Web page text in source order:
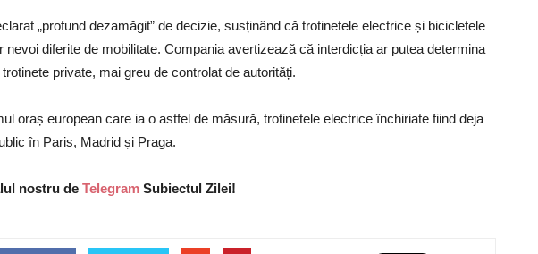
„profund dezamăgit” de decizie, susținând că trotinetele electrice și bicicletele
nevoi diferite de mobilitate. Compania avertizează că interdicția ar putea determina
private, mai greu de controlat de autorități.
oraș european care ia o astfel de măsură, trotinetele electrice închiriate fiind deja
în Paris, Madrid și Praga.
nostru de Telegram Subiectul Zilei!